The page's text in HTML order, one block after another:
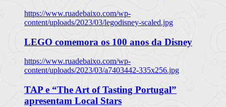
https://www.ruadebaixo.com/wp-
content/uploads/2023/03/legodisney-scaled.jpg
LEGO comemora os 100 anos da Disney
https://www.ruadebaixo.com/wp-
content/uploads/2023/03/a7403442-335x256.jpg
TAP e “The Art of Tasting Portugal”
apresentam Local Stars